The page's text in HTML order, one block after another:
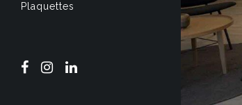
Plaquettes